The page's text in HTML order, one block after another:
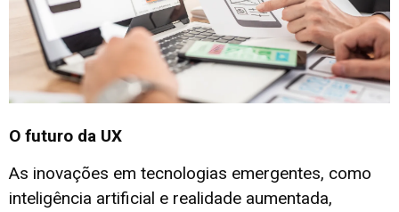
O futuro da UX
As inovações em tecnologias emergentes, como
inteligência artificial e realidade aumentada,